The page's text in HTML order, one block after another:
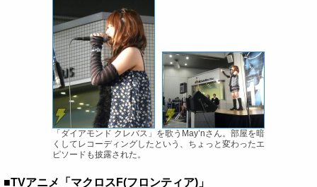
「ダイアモンド クレバス」を歌うMay’nさん。部屋を暗
くしてレコーディングしたという、ちょっと変わったエ
ピソードも披露された。
■TVアニメ「マクロスF(フロンティア)」